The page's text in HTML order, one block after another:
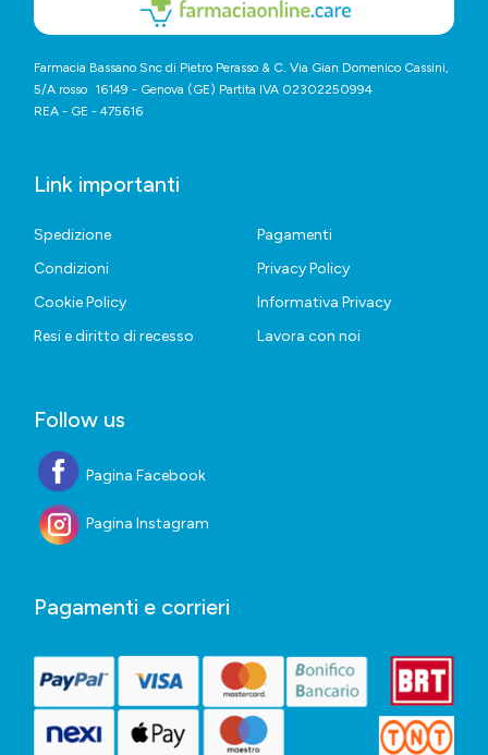
Farmacia Bassano Snc di Pietro Perasso & C. Via Gian Domenico Cassini,
5/A rosso 16149 - Genova (GE) Partita IVA 02302250994
REA - GE - 475616
Link importanti
Spedizione
Pagamenti
Condizioni
Privacy Policy
Cookie Policy
Informativa Privacy
Resi e diritto di recesso
Lavora con noi
Follow us
Pagina Facebook
Pagina Instagram
Pagamenti e corrieri